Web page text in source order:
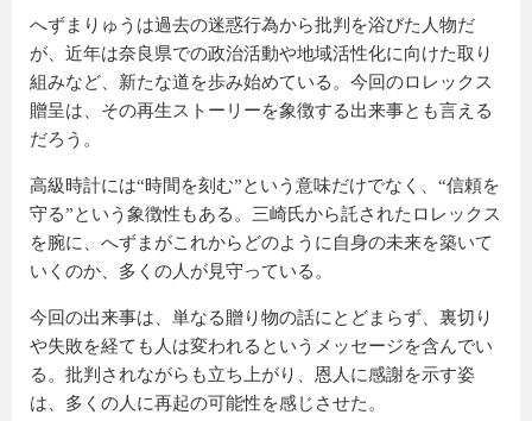
へずまりゅうは過去の迷惑行為から批判を浴びた人物だ
が、近年は奈良県での政治活動や地域活性化に向けた取り
組みなど、新たな道を歩み始めている。今回のロレックス
贈呈は、その再生ストーリーを象徴する出来事とも言える
だろう。
高級時計には“時間を刻む”という意味だけでなく、“信頼を
守る”という象徴性もある。三崎氏から託されたロレックス
を腕に、へずまがこれからどのように自身の未来を築いて
いくのか、多くの人が見守っている。
今回の出来事は、単なる贈り物の話にとどまらず、裏切り
や失敗を経ても人は変われるというメッセージを含んでい
る。批判されながらも立ち上がり、恩人に感謝を示す姿
は、多くの人に再起の可能性を感じさせた。